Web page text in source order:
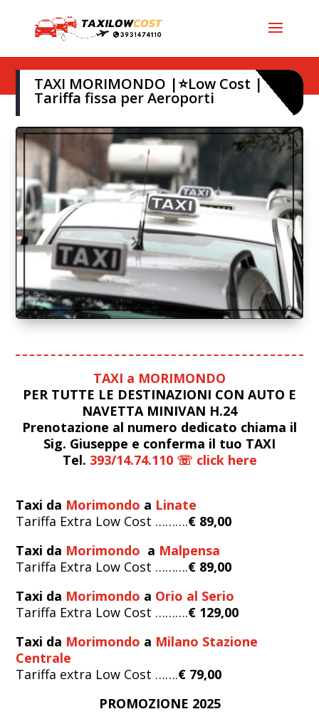
TAXI MORIMONDO |⭐Low Cost |
Tariffa fissa per Aeroporti
TAXI a MORIMONDO
PER TUTTE LE DESTINAZIONI CON AUTO E
NAVETTA MINIVAN H.24
Prenotazione al numero dedicato chiama il
Sig. Giuseppe e conferma il tuo TAXI
Tel. 393/14.74.110 ☏ click here
Taxi da Morimondo a Linate
Tariffa Extra Low Cost ……….€ 89,00
Taxi da Morimondo a Malpensa
Tariffa Extra Low Cost ……….€ 89,00
Taxi da Morimondo a Orio al Serio
Tariffa Extra Low Cost ……….€ 129,00
Taxi da Morimondo a Milano Stazione
Centrale
Tariffa extra Low Cost …….€ 79,00
PROMOZIONE 2025